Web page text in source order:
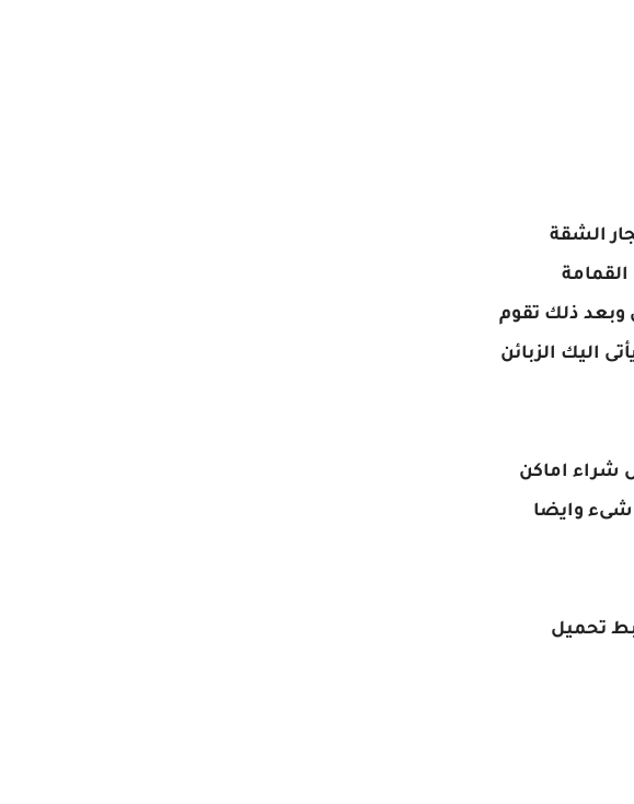
ايجار الشقة
وبعد ذلك تقوم
اليك الزبائن
شراء اماكن
شىء وايضا
تحميل